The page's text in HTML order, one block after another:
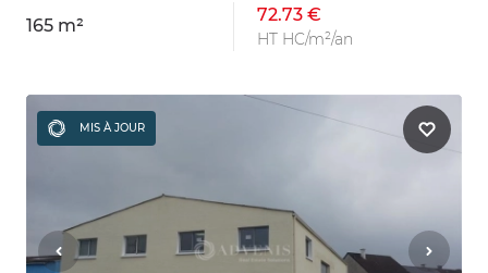
165 m²
72.73 €
HT HC/m²/an
MIS À JOUR